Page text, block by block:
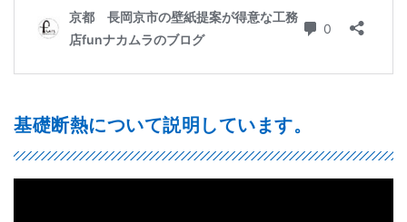
基礎断熱について説明しています。